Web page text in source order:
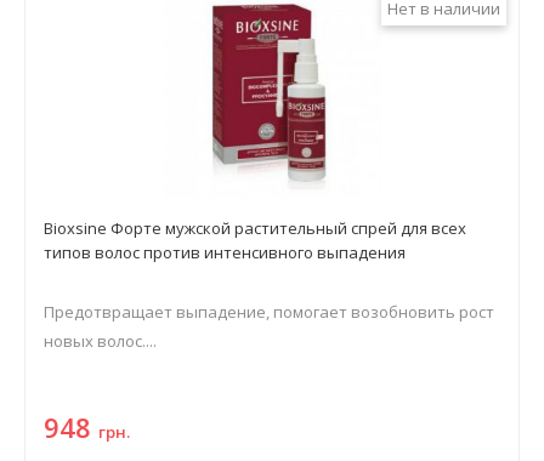
Нет в наличии
Bioxsine Форте мужской растительный спрей для всех
типов волос против интенсивного выпадения
Предотвращает выпадение, помогает возобновить рост
новых волос....
948 грн.